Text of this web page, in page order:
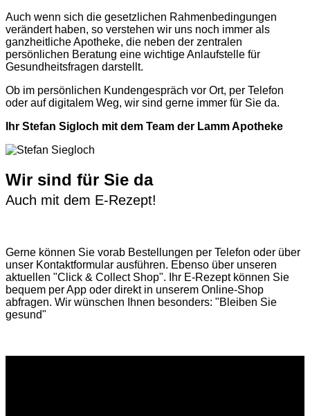
Auch wenn sich die gesetzlichen Rahmenbedingungen
verändert haben, so verstehen wir uns noch immer als
ganzheitliche Apotheke, die neben der zentralen
persönlichen Beratung eine wichtige Anlaufstelle für
Gesundheitsfragen darstellt.
Ob im persönlichen Kundengespräch vor Ort, per Telefon
oder auf digitalem Weg, wir sind gerne immer für Sie da.
Ihr Stefan Sigloch mit dem Team der Lamm Apotheke
Wir sind für Sie da
Auch mit dem E-Rezept!
Gerne können Sie vorab Bestellungen per Telefon oder über
unser Kontaktformular ausführen. Ebenso über unseren
aktuellen "Click & Collect Shop". Ihr E-Rezept können Sie
bequem per App oder direkt in unserem Online-Shop
abfragen. Wir wünschen Ihnen besonders: "Bleiben Sie
gesund"